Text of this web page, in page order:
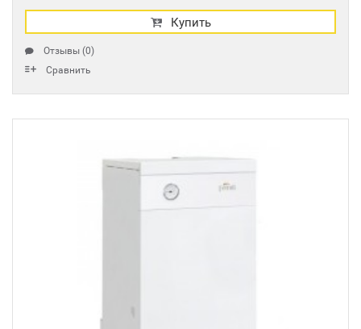
Купить
Отзывы (0)
Сравнить